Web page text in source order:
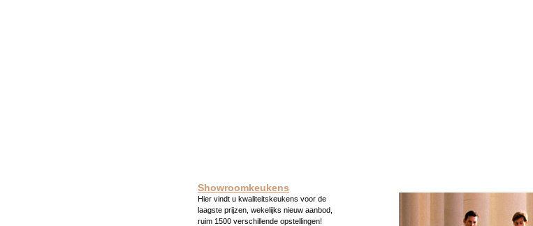
Showroomkeukens
Hier vindt u kwaliteitskeukens voor de
laagste prijzen, wekelijks nieuw aanbod,
ruim 1500 verschillende opstellingen!